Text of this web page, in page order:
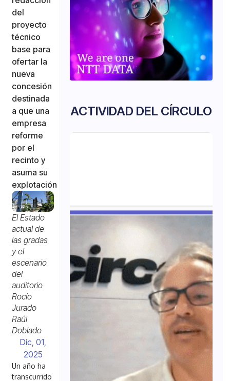
del
proyecto
técnico
base para
ofertar la
nueva
concesión
destinada
a que una
empresa
reforme
por el
recinto y
asuma su
explotación
El Estado
actual de
las gradas
y el
escenario
del
auditorio
Rocío
Jurado
Raúl
Doblado
Dic, 01,
2025
Un año ha
transcurrido
ACTIVIDAD DEL CÍRCULO